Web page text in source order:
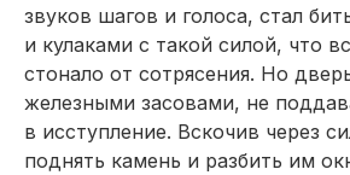
звуков шагов и голоса, стал
и кулаками с такой силой, что
стонало от сотрясения. Но
железными засовами, не
в исступление. Вскочив через
поднять камень и разбить им